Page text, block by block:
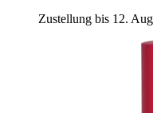
Zustellung bis 12.